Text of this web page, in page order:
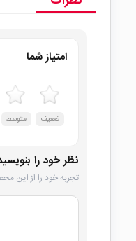
امتیاز شما
ضعیف متوسط
نظر خود را
تجربه خود را از این